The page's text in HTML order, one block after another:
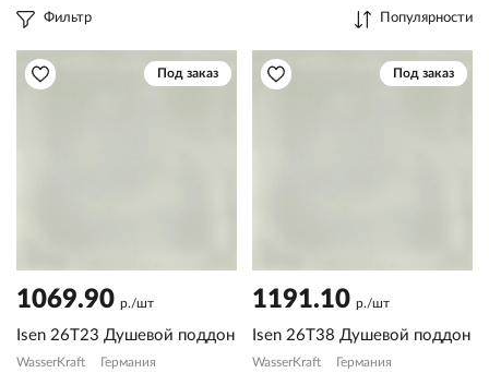
Популярности
Фильтр
Под заказ
1069.90 р./шт
Isen 26T23 Душевой поддон
WasserKraft Германия
Под заказ
1191.10 р./шт
Isen 26T38 Душевой поддон
WasserKraft Германия